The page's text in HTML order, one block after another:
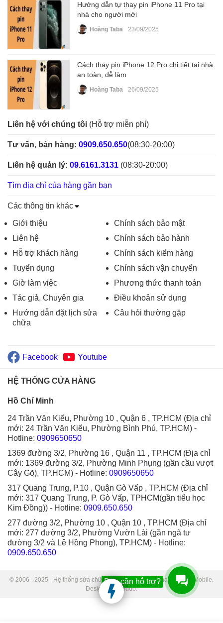
Hướng dẫn tự thay pin iPhone 11 Pro tại
nhà cho người mới
Hoàng Taba 23/09/2025
Cách thay pin iPhone 12 Pro chi tiết tại nhà
an toàn, dễ làm
Hoàng Taba 26/09/2025
Liên hệ với chúng tôi (Hỗ trợ miễn phí)
Tư vấn, bán hàng: 0909.650.650(08:30-20:00)
Liên hệ quản lý: 09.6161.3131 (08:30-20:00)
Tìm địa chỉ của hàng gần bạn
Các thông tin khác
Giới thiệu
Liên hệ
Hỗ trợ khách hàng
Tuyển dụng
Giờ làm việc
Tác giả, Chuyên gia
Hướng dẫn đặt lịch sửa
chữa
Chính sách bảo mật
Chính sách bảo hành
Chính sách kiểm hàng
Chính sách vận chuyển
Phương thức thanh toán
Điều khoản sử dụng
Câu hỏi thường gặp
Facebook Youtube
HỆ THỐNG CỬA HÀNG
Hồ Chí Minh
24 Trần Văn Kiểu, Phường 10 , Quận 6 , TP.HCM (Địa chỉ
mới: 24 Trần Văn Kiểu, Phường Bình Phú, TP.HCM) -
Hotline: 0909650650
1369 đường 3/2, Phường 16 , Quận 11 , TP.HCM (Địa chỉ
mới: 1369 đường 3/2, Phường Minh Phụng (gần cầu vượt
Cây Gõ), TP.HCM) - Hotline: 0909650650
317 Quang Trung, P.10 , Quận Gò Vấp , TP.HCM (Địa chỉ
mới: 317 Quang Trung, P. Gò Vấp, TPHCM(gần tiểu học
Kim Đồng)) - Hotline: 0909.650.650
277 đường 3/2, Phường 10 , Quận 10 , TP.HCM (Địa chỉ
mới: 277 đường 3/2, Phường Vườn Lài (gần ngã tư
đường 3/2 và Lê Hồng Phong), TP.HCM) - Hotline:
0909.650.650
© 2006 - 2025 - Hệ thống sửa chữa điện thoại di động Thành Trung Mobile.
Designed by Sudo.
Bạn cần hỗ trợ?